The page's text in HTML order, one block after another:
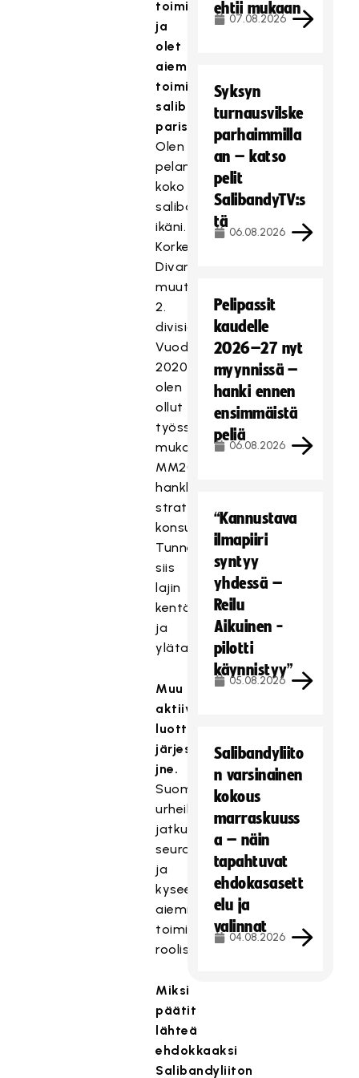
toimit
ja
olet
aiemmin
toiminut
salibandyn
parissa?
Olen
pelannut
koko
salibandyä
ikäni.
Korkeimmillaan
Divarissa,
muutoin
2.
divisioonassa.
Vuoden
2020
olen
ollut
työssäni
mukana
MM2020-
hankkeessa
strategisena
konsulttina.
Tunnen
siis
lajin
kentältä
ja
ylätasolta.
Muu
aktiivisuus:
luottamustoimet,
järjestökokemus
jne.
Suomalaisten
urheilujärjestöjen
jatkuva
seuraaminen
ja
kyseenalaistaminen
aiemmin
toimittajan
roolissa.
Miksi
päätit
lähteä
ehdokkaaksi
Salibandyliiton
ehtii mukaan
07.08.2026
Syksyn
turnausvilske
parhaimmilla
an – katso
pelit
SalibandyTV:s
tä
06.08.2026
Pelipassit
kaudelle
2026–27 nyt
myynnissä –
hanki ennen
ensimmäistä
peliä
06.08.2026
“Kannustava
ilmapiiri
syntyy
yhdessä –
Reilu
Aikuinen -
pilotti
käynnistyy”
05.08.2026
Salibandyliito
n varsinainen
kokous
marraskuuss
a – näin
tapahtuvat
ehdokasasett
elu ja
valinnat
04.08.2026